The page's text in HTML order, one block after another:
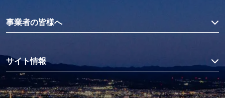
事業者の皆様へ
サイト情報